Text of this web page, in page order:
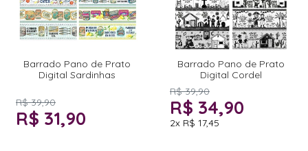
Barrado Pano de Prato
Digital Sardinhas
R$ 39,90
R$ 31,90
Barrado Pano de Prato
Digital Cordel
R$ 39,90
R$ 34,90
2x R$ 17,45